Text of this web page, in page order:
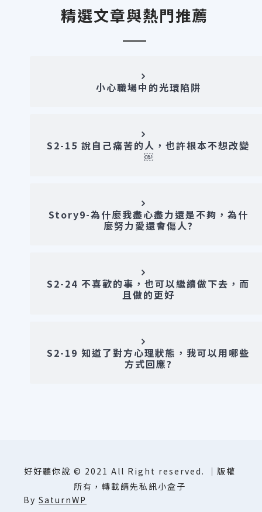
精選文章與熱門推薦
小心職場中的光環陷阱
S2-15 說自己痛苦的人，也許根本不想改變
￼
Story9-為什麼我盡心盡力還是不夠，為什
麼努力愛還會傷人?
S2-24 不喜歡的事，也可以繼續做下去，而
且做的更好
S2-19 知道了對方心理狀態，我可以用哪些
方式回應?
好好聽你說 © 2021 All Right reserved. ｜版權
所有，轉載請先私訊小盒子
By SaturnWP